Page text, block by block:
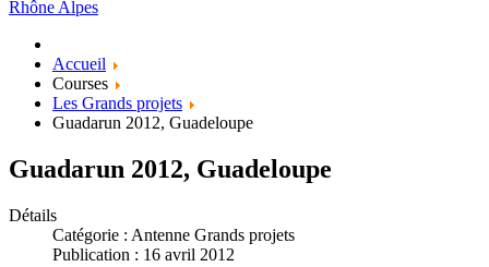
Rhône Alpes
Accueil
Courses
Les Grands projets
Guadarun 2012, Guadeloupe
Guadarun 2012, Guadeloupe
Détails
Catégorie : Antenne Grands projets
Publication : 16 avril 2012